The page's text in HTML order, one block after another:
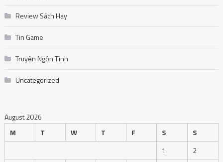
Review Sách Hay
Tin Game
Truyện Ngôn Tình
Uncategorized
August 2026
M
T W T F S
S
1
2